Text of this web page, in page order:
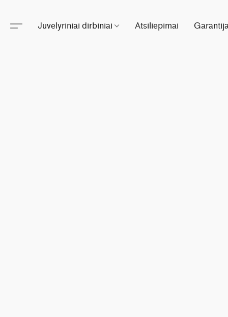
Juvelyriniai dirbiniai Atsiliepimai